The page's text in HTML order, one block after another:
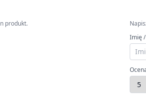
produkt.
Imię